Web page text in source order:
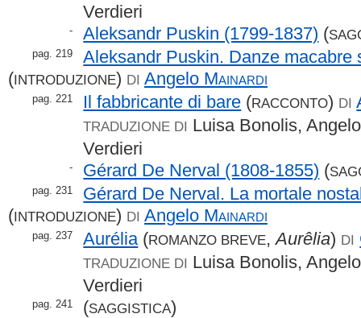
Verdieri
- Aleksandr Puskin (1799-1837) (
pag. 219
Aleksandr Puskin. Danze macabre
(INTRODUZIONE) DI Angelo Mainardi
pag. 221 Il fabbricante di bare (RACCONTO) DI
TRADUZIONE DI Luisa Bonolis,
Verdieri
- Gérard De Nerval (1808-1855) (
pag. 231
Gérard De Nerval. La mortale
(INTRODUZIONE) DI Angelo Mainardi
pag. 237 Aurélia (ROMANZO BREVE,Aurêlia) DI
TRADUZIONE DI Luisa Bonolis,
Verdieri
pag. 241 (SAGGISTICA)